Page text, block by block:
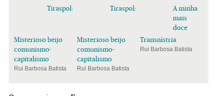
Tiraspol:
Misterioso beijo
comunismo-
capitalismo
Rui Barbosa Batista
Tiraspol:
Misterioso beijo
comunismo-
capitalismo
Rui Barbosa Batista
A minha
mais
doce
Transnístria
Rui Barbosa Batista